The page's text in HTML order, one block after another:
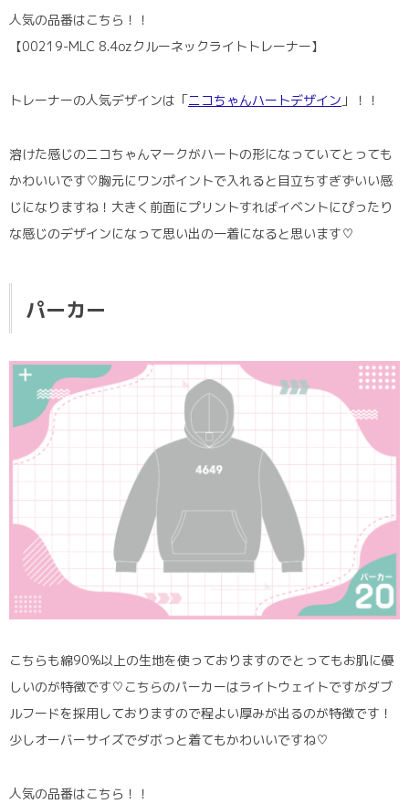
人気の品番はこちら！！
【00219-MLC 8.4ozクルーネックライトトレーナー】
トレーナーの人気デザインは「ニコちゃんハートデザイン 」！！
溶けた感じのニコちゃんマークがハートの形になっていてとっても
かわいいです♡胸元にワンポイントで入れると目立ちすぎずいい感
じになりますね！大きく前面にプリントすればイベントにぴったり
な感じのデザインになって思い出の一着になると思います♡
パーカー
こちらも綿90%以上の生地を使っておりますのでとってもお肌に優
しいのが特徴です♡こちらのパーカーはライトウェイトですがダブ
ルフードを採用しておりますので程よい厚みが出るのが特徴です！
少しオーバーサイズでダボっと着てもかわいいですね♡
人気の品番はこちら！！